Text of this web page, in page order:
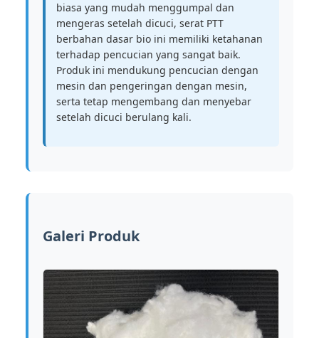
biasa yang mudah menggumpal dan
mengeras setelah dicuci, serat PTT
berbahan dasar bio ini memiliki ketahanan
terhadap pencucian yang sangat baik.
Produk ini mendukung pencucian dengan
mesin dan pengeringan dengan mesin,
serta tetap mengembang dan menyebar
setelah dicuci berulang kali.
Galeri Produk